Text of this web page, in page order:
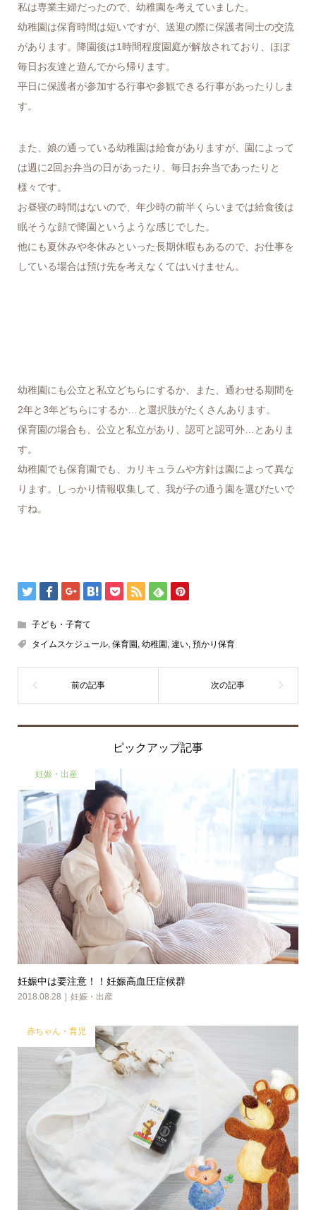
私は専業主婦だったので、幼稚園を考えていました。
幼稚園は保育時間は短いですが、送迎の際に保護者同士の交流
があります。降園後は1時間程度園庭が解放されており、ほぼ
毎日お友達と遊んでから帰ります。
平日に保護者が参加する行事や参観できる行事があったりしま
す。
また、娘の通っている幼稚園は給食がありますが、園によって
は週に2回お弁当の日があったり、毎日お弁当であったりと
様々です。
お昼寝の時間はないので、年少時の前半くらいまでは給食後は
眠そうな顔で降園というような感じでした。
他にも夏休みや冬休みといった長期休暇もあるので、お仕事を
している場合は預け先を考えなくてはいけません。
幼稚園にも公立と私立どちらにするか、また、通わせる期間を
2年と3年どちらにするか…と選択肢がたくさんあります。
保育園の場合も、公立と私立があり、認可と認可外…とありま
す。
幼稚園でも保育園でも、カリキュラムや方針は園によって異な
ります。しっかり情報収集して、我が子の通う園を選びたいで
すね。
子ども・子育て
タイムスケジュール, 保育園 , 幼稚園 , 違い, 預かり保育
ピックアップ記事
妊娠・出産
妊娠中は要注意！！妊娠高血圧症候群
2018.08.28 妊娠・出産
赤ちゃん・育児